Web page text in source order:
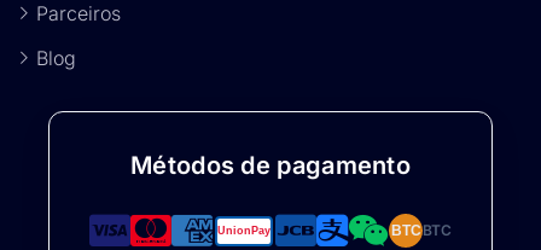
Parceiros
Blog
Métodos de pagamento
BTCBTC